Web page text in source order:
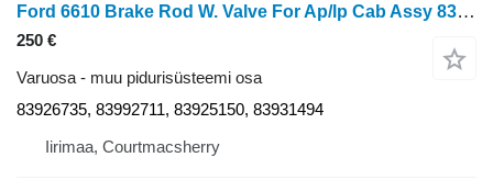
Ford 6610 Brake Rod W. Valve For Ap/lp Cab Assy 83926735, 83992711, 8 tüübi jaoks ratastraktori
250 €
Varuosa - muu pidurisüsteemi osa
83926735, 83992711, 83925150, 83931494
Iirimaa, Courtmacsherry